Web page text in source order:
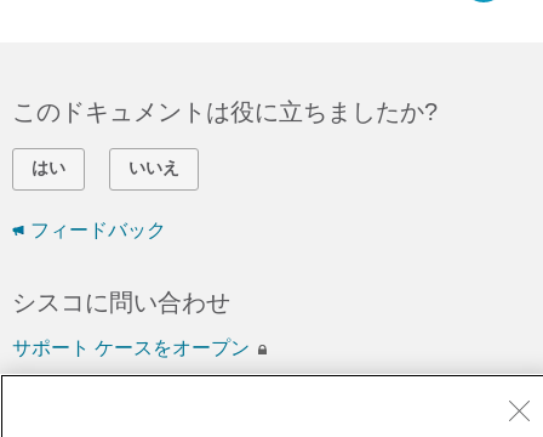
このドキュメントは役に立ちましたか?
はい いいえ
フィードバック
シスコに問い合わせ
サポート ケースをオープン